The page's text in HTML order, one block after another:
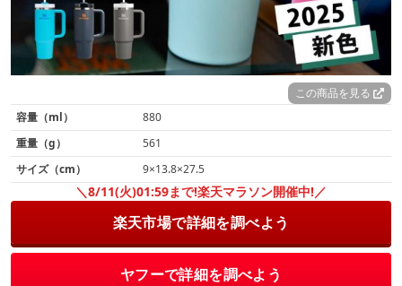
この商品を見る
容量（ml）
880
重量（g）
561
サイズ（cm）
9×13.8×27.5
＼8/11(火)01:59まで!楽天マラソン開催中!／
楽天市場で詳細を調べよう
ヤフーで詳細を調べよう